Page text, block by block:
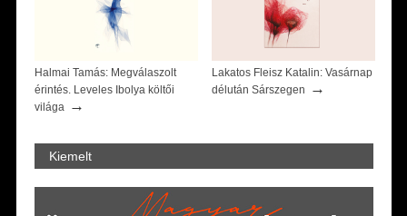
Halmai Tamás: Megválaszolt
érintés. Leveles Ibolya költői
világa→
Lakatos Fleisz Katalin: Vasárnap
délután Sárszegen
→
Kiemelt